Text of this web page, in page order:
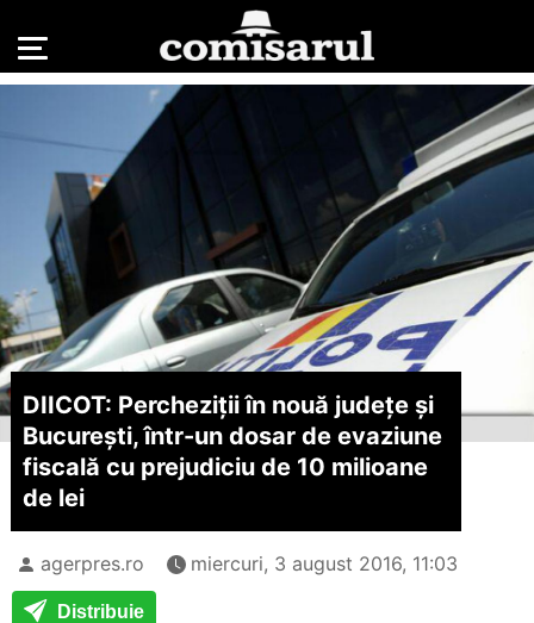
DIICOT: Percheziții în nouă județe și
București, într-un dosar de evaziune
fiscală cu prejudiciu de 10 milioane
de lei
agerpres.ro miercuri, 3 august 2016, 11:03
Distribuie